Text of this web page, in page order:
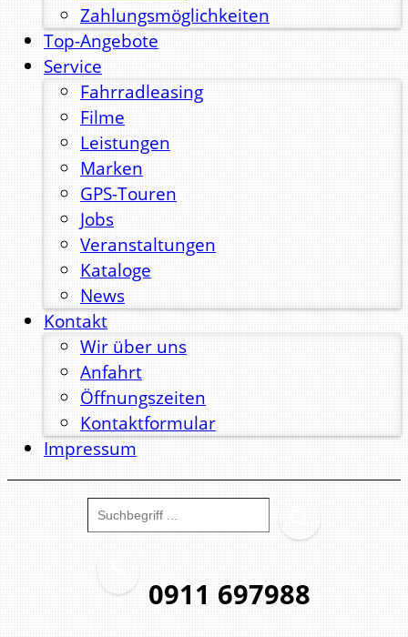
Zahlungsmöglichkeiten
Top-Angebote
Service
Fahrradleasing
Filme
Leistungen
Marken
GPS-Touren
Jobs
Veranstaltungen
Kataloge
News
Kontakt
Wir über uns
Anfahrt
Öffnungszeiten
Kontaktformular
Impressum
0911 697988